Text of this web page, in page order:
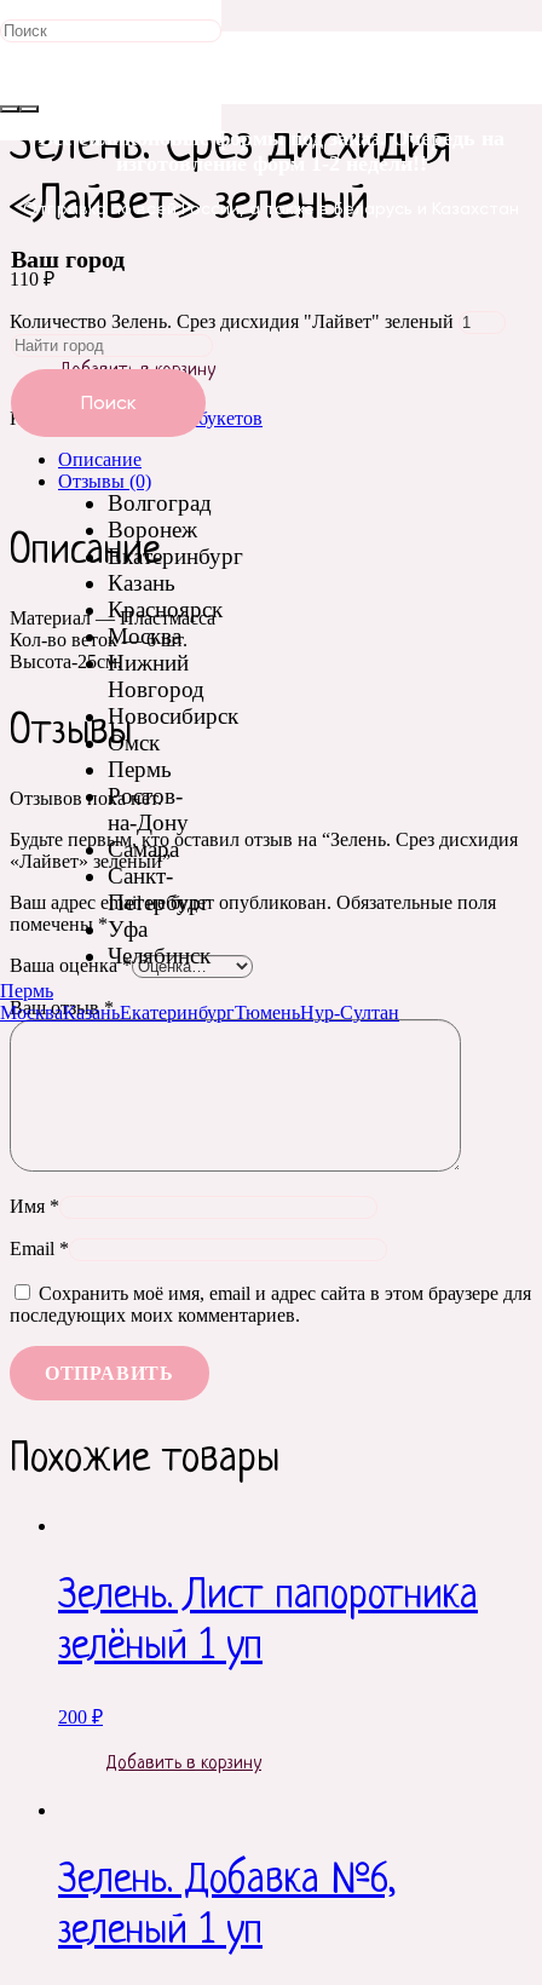
Все силиконовые формы под заказ. Очередь на
изготовление форм 1-2 недели!!
Отправка по всей России, а также в Беларусь и Казахстан
Ваш город
Поиск
Волгоград
Воронеж
Екатеринбург
Казань
Красноярск
Москва
Нижний
Новгород
Новосибирск
Омск
Пермь
Ростов-
на-Дону
Самара
Санкт-
Петербург
Уфа
Челябинск
Пермь
МоскваКазаньЕкатеринбургТюменьНур-Султан
Главная/Зелень для букетов
Зелень. Срез дисхидия
«Лайвет» зеленый
110 ₽
Количество Зелень. Срез дисхидия "Лайвет" зеленый
Добавить в корзину
Категория:
Зелень для букетов
Описание
Отзывы (0)
Описание
Материал — Пластмасса
Кол-во веток — 6 шт.
Высота-25см.
Отзывы
Отзывов пока нет.
Будьте первым, кто оставил отзыв на “Зелень. Срез дисхидия
«Лайвет» зеленый”
Ваш адрес email не будет опубликован. Обязательные поля
помечены *
Ваша оценка*
Ваш отзыв*
Имя *
Email *
Сохранить моё имя, email и адрес сайта в этом браузере для
последующих моих комментариев.
Похожие товары
Зелень. Лист папоротника
зелёный 1 уп
200 ₽
Добавить в корзину
Зелень. Добавка №6,
зеленый 1 уп